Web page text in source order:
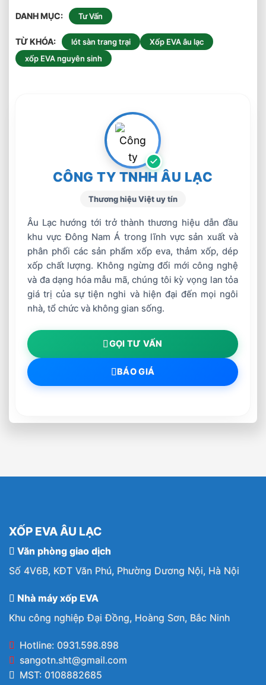
DANH MỤC Tư Vấn
TỪ KHÓA lót sàn trang trại
Xốp EVA âu lạc
xốp EVA nguyên sinh
CÔNG TY TNHH ÂU LẠC
Thương hiệu Việt uy tín
Âu Lạc hướng tới trở thành thương hiệu dẫn đầu
khu vực Đông Nam Á trong lĩnh vực sản xuất và
phân phối các sản phẩm xốp eva, thảm xốp, dép
xốp chất lượng. Không ngừng đổi mới công nghệ
và đa dạng hóa mẫu mã, chúng tôi kỳ vọng lan tỏa
giá trị của sự tiện nghi và hiện đại đến mọi ngôi
nhà, tổ chức và không gian sống.
GỌI TƯ VẤN
BÁO GIÁ
XỐP EVA ÂU LẠC
Văn phòng giao dịch
Số 4V6B, KĐT Văn Phú, Phường Dương Nội, Hà Nội
Nhà máy xốp EVA
Khu công nghiệp Đại Đồng, Hoàng Sơn, Bắc Ninh
Hotline: 0931.598.898
sangotn.sht@gmail.com
MST: 0108882685